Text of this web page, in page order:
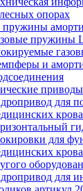
опорах
пружины
пружины
и
для
для
для